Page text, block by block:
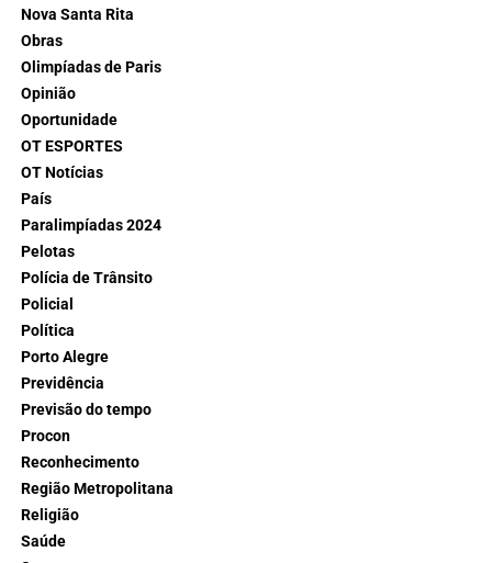
Nova Santa Rita
Obras
Olimpíadas de Paris
Opinião
Oportunidade
OT ESPORTES
OT Notícias
País
Paralimpíadas 2024
Pelotas
Polícia de Trânsito
Policial
Política
Porto Alegre
Previdência
Previsão do tempo
Procon
Reconhecimento
Região Metropolitana
Religião
Saúde